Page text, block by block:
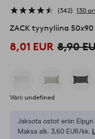
342 130
ZACK tyynyliina
8,01 EUR 8,90
Väri: undefined
Jaksota ostot eriin Elpyn
Maksa alk. 3,60 EUR/kk.